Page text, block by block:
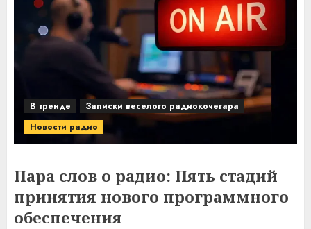
В тренде
Записки веселого радиокочегара
Новости радио
Пара слов о радио: Пять стадий
принятия нового программного
обеспечения